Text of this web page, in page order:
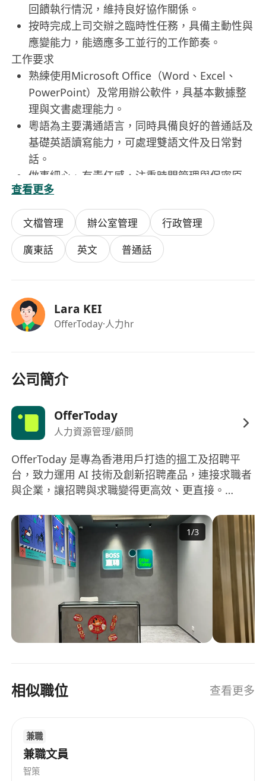
回饋執行情況，維持良好協作關係。
按時完成上司交辦之臨時性任務，具備主動性與
應變能力，能適應多工並行的工作節奏。
工作要求
熟練使用Microsoft Office（Word、Excel、
PowerPoint）及常用辦公軟件，具基本數據整
理與文書處理能力。
粵語為主要溝通語言，同時具備良好的普通話及
基礎英語讀寫能力，可處理雙語文件及日常對
話。
做事細心、有責任感，注重時間管理與保密原
則，能獨立完成例行性工作並保持高準確度。
不拘學歷背景，歡迎應屆畢業生或轉職人士申
請；無需特定行業經驗，惟須具備學習意願與服
務意識。
持有香港永久性居民身份，或符合「高端人才通
排」（IANG）、「受養人簽證」或其他有效在
港工作資格。
查看更多
文檔管理 辦公室管理
行政管理
廣東話
英文 普通話
Lara KEI
OfferToday·人力hr
公司簡介
OfferToday
人力資源管理/顧問
OfferToday 是專為香港用戶打造的搵工及招聘平
台，致力運用 AI 技術及創新招聘產品，連接求職者
與企業，讓招聘與求職變得更高效、更直接。
platform built for Hong Kong, dedicated to
connecting job seekers and employers through
innovative technology and a seamless hiring
experience.
1/3
相似職位 查看更多
兼職
兼職文員
智策